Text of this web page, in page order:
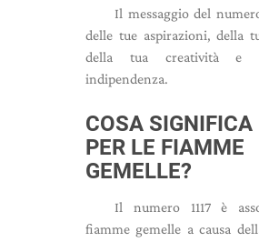
Il messaggio del
delle tue aspirazioni, della
della tua creatività e
indipendenza.
COSA
PER LE FIAMME
GEMELLE?
Il numero 1117 è
fiamme gemelle a causa